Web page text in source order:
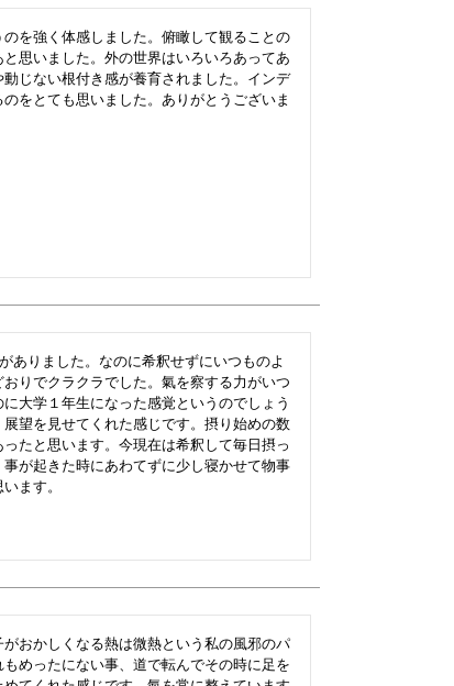
を強く体感しました。俯瞰して観ることの
思いました。外の世界はいろいろあってあ
じない根付き感が養育されました。インデ
をとても思いました。ありがとうございま
ありました。なのに希釈せずにいつものよ
りでクラクラでした。氣を察する力がいつ
大学１年生になった感覚というのでしょう
望を見せてくれた感じです。摂り始めの数
たと思います。今現在は希釈して毎日摂っ
が起きた時にあわてずに少し寝かせて物事
ます。
おかしくなる熱は微熱という私の風邪のパ
めったにない事、道で転んでその時に足を